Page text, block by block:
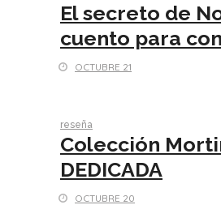
El secreto de
cuento para
OCTUBRE 21
reseña
Colección
DEDICADA
OCTUBRE 20